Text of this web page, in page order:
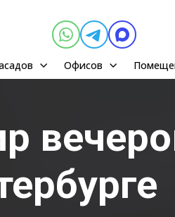
Офисов